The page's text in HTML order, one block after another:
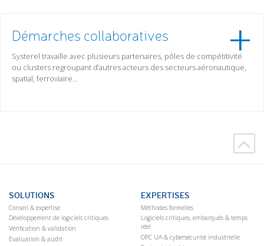
Démarches collaboratives
Systerel travaille avec plusieurs partenaires, pôles de compétitivité
ou clusters regroupant d’autres acteurs des secteurs aéronautique,
spatial, ferroviaire…
SOLUTIONS
Conseil & expertise
Développement de logiciels critiques
Vérification & validation
Evaluation & audit
EXPERTISES
Méthodes formelles
Logiciels critiques, embarqués & temps
réel
OPC UA & cybersécurité industrielle